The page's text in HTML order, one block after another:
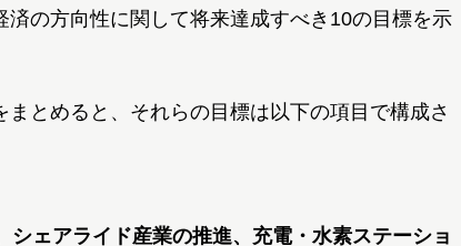
の方向性に関して将来達成すべき10の目標を示
とめると、それらの目標は以下の項目で構成さ
ェアライド産業の推進、充電・水素ステーショ